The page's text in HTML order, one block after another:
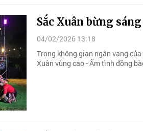
Sắc Xuân bừng
04/02/2026 13:18
Trong không gian ngân vang
Xuân vùng cao - Ấm tình đồng